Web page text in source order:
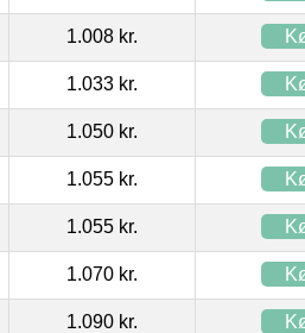
1.008 kr.
1.033 kr.
1.050 kr.
1.055 kr.
1.055 kr.
1.070 kr.
1.090 kr.